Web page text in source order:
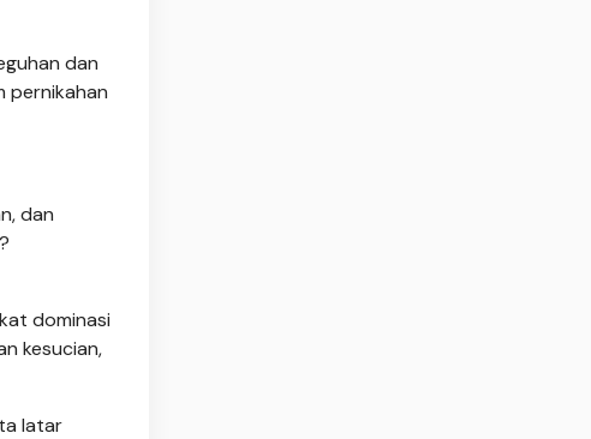
dan
pernikahan
dan
dominasi
kesucian,
latar